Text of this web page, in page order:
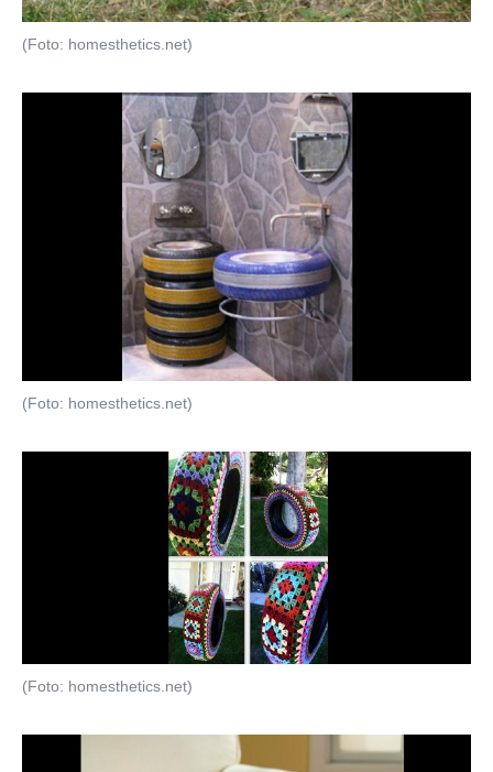
(Foto: homesthetics.net)
(Foto: homesthetics.net)
(Foto: homesthetics.net)